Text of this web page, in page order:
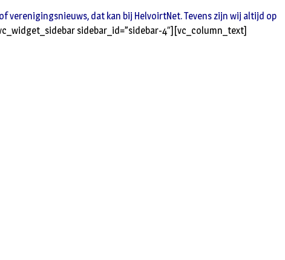
dat kan bij HelvoirtNet. Tevens zijn wij altijd op
sidebar_id=”sidebar-4″][vc_column_text]